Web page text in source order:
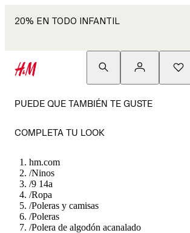
20% EN TODO INFANTIL
PUEDE QUE TAMBIÉN TE GUSTE
COMPLETA TU LOOK
hm.com
/Ninos
/9 14a
/Ropa
/Poleras y camisas
/Poleras
/Polera de algodón acanalado